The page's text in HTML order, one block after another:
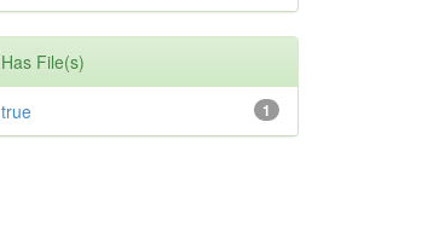
Has File(s)
1
true